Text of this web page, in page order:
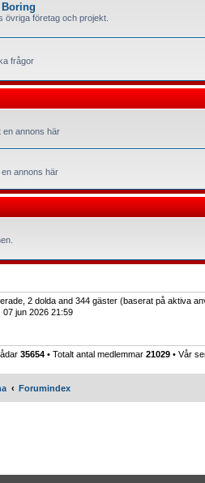
övriga företag och projekt.
frågor
en annons här
en annons här
2 dolda and 344 gäster (baserat på aktiva
, 07 jun 2026 21:59
35654 • Totalt antal medlemmar 21029 • Vår
Forumindex